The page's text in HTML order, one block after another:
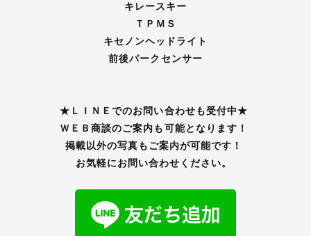
キレースキー
ＴＰＭＳ
キセノンヘッドライト
前後パークセンサー
★ＬＩＮＥでのお問い合わせも受付中★
ＷＥＢ商談のご案内も可能となります！
掲載以外の写真もご案内が可能です！
お気軽にお問い合わせください。